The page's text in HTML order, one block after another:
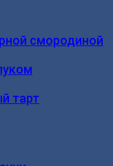
смородиной
тарт